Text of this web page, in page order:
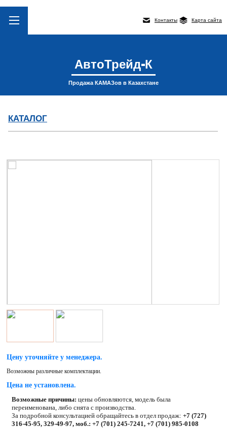
Контакты Карта сайта
АвтоТрейд-К
Продажа КАМАЗов в Казахстане
КАТАЛОГ
Цену уточняйте у менеджера.
Возможны различные комплектации.
Цена не установлена.
Возможные причины: цены обновляются, модель была
переименована, либо снята с производства.
За подробной консультацией обращайтесь в отдел продаж: +7 (727)
316-45-95, 329-49-97, моб.: +7 (701) 245-7241, +7 (701) 985-0108